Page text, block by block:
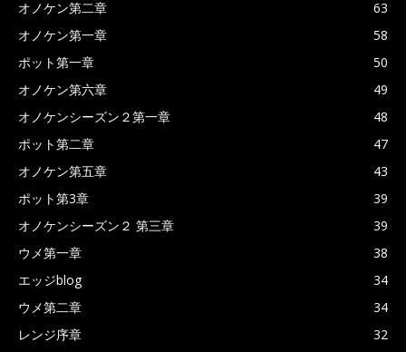
オノケン第二章
63
オノケン第一章
58
ポット第一章
50
オノケン第六章
49
オノケンシーズン２第一章
48
ポット第二章
47
オノケン第五章
43
ポット第3章
39
オノケンシーズン２ 第三章
39
ウメ第一章
38
エッジblog
34
ウメ第二章
34
レンジ序章
32